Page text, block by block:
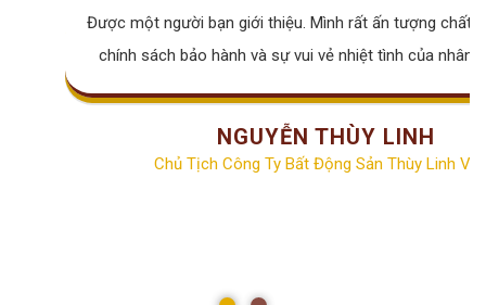
Được một người bạn giới thiệu. Mình rất ấn tượng chất
chính sách bảo hành và sự vui vẻ nhiệt tình của nhân
NGUYỄN THÙY LINH
Chủ Tịch Công Ty Bất Động Sản Thùy Linh